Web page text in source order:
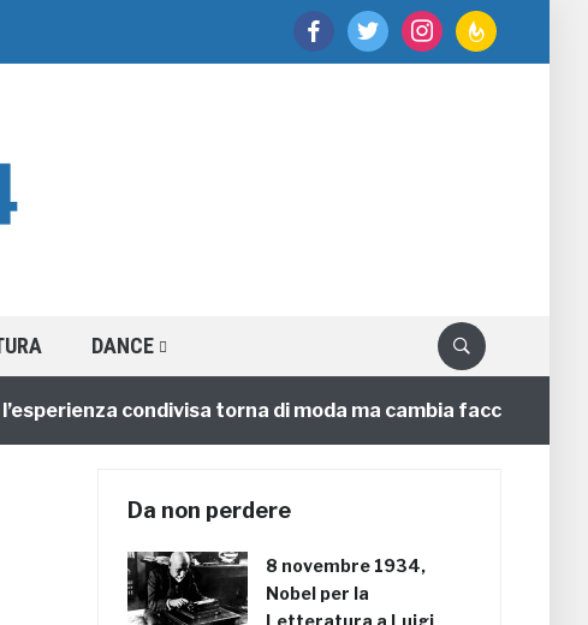
facebooktwitter instagramfeedburner
DANCE
condivisa torna di moda ma cambia faccia
Da non perdere
8 novembre 1934,
Nobel per la